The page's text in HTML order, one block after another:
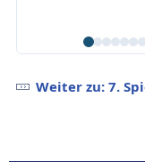
Weiter zu: 7.